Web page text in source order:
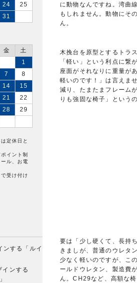
に動物なんですね。湾曲
もしれません。動物にそ
ん。
木挽台を原型とするトラ
「軽い」という利点に
座面がそれなりに重量が
軽いのです！」は言えま
減り、たまたまフレーム
りも強固な椅子」という
要は「少し硬くて、長持
きましが、普通のウレタ
少なく軽いのですが、こ
ールドウレタン、製造費
ん。CH29など、高額な
24
25
31
金
土
1
7
8
14
15
21
22
28
29
定休日と
イント制
ル、お電
受け付け
インする